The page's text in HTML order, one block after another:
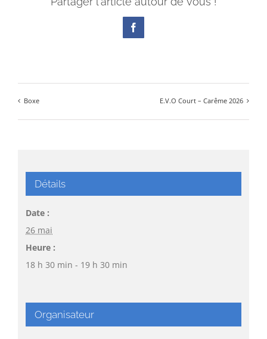
Facebook
Boxe E.V.O Court – Carême 2026
Détails
Date :
26 mai
Heure :
18 h 30 min - 19 h 30 min
Organisateur